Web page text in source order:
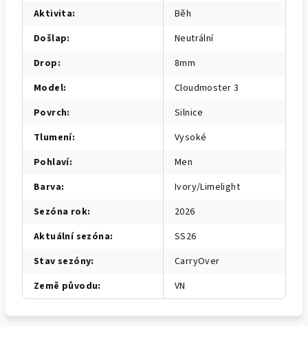
Aktivita:
Běh
Došlap:
Neutrální
Drop:
8mm
Model:
Cloudmoster 3
Povrch:
Silnice
Tlumení:
Vysoké
Pohlaví:
Men
Barva:
Ivory/Limelight
Sezóna rok:
2026
Aktuální sezóna:
SS26
Stav sezóny:
CarryOver
Země původu: VN